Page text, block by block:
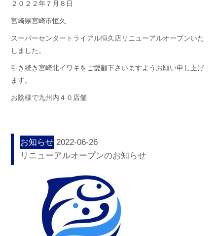
２０２２年７月８日
宮崎県宮崎市恒久
スーパーセンタートライアル恒久店リニューアルオープンいた
しました。
引き続き宮崎北イワキをご愛顧下さいますようお願い申し上げ
ます。
お陰様で九州内４０店舗
お知らせ 2022-06-26
リニューアルオープンのお知らせ